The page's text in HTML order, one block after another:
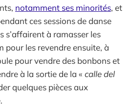
notamment ses minorités, et
ces sessions de danse
s’affairent à ramasser les
pour les revendre ensuite, à
pour vendre des bonbons et
à la sortie de la « calle del
quelques pièces aux